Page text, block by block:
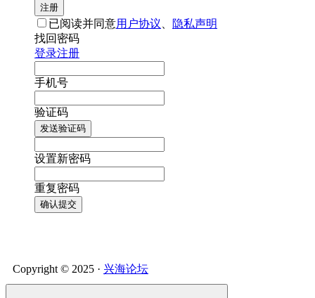
注册
已阅读并同意用户协议
隐私声明
找回密码
登录注册
手机号
验证码
发送验证码
设置新密码
重复密码
确认提交
Copyright © 2025 · 兴海论坛